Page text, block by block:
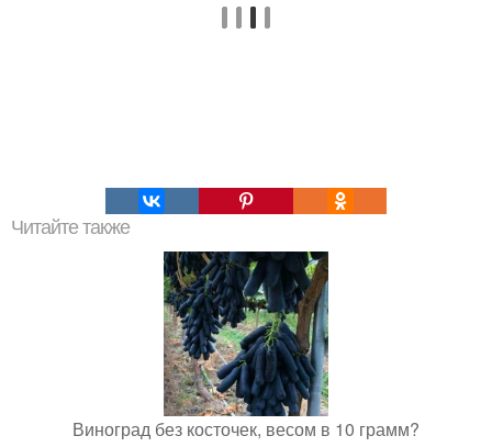
Читайте также
Виноград без косточек, весом в 10 грамм?